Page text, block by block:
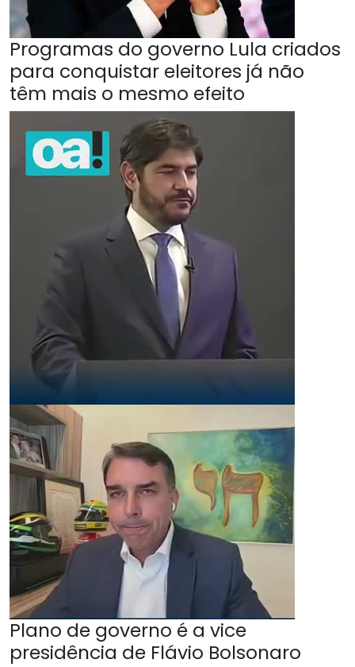
Programas do governo Lula criados
para conquistar eleitores já não
têm mais o mesmo efeito
Plano de governo é a vice
presidência de Flávio Bolsonaro